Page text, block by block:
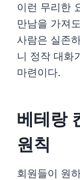
이런 무리한
만남을 가져
사람은 실존
니 정작 대화
마련이다.
베테랑
원칙
회원들이 원